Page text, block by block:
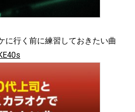
に行く前に練習しておきたい曲